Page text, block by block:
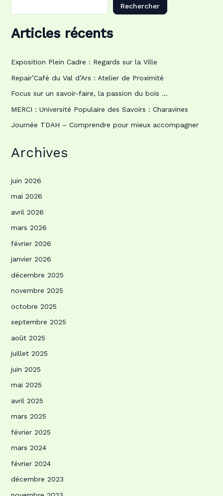
Rechercher
Articles récents
Exposition Plein Cadre : Regards sur la Ville
Repair’Café du Val d’Ars : Atelier de Proximité
Focus sur un savoir-faire, la passion du bois …
MERCI : Université Populaire des Savoirs : Charavines
Journée TDAH – Comprendre pour mieux accompagner
Archives
juin 2026
mai 2026
avril 2026
mars 2026
février 2026
janvier 2026
décembre 2025
novembre 2025
octobre 2025
septembre 2025
août 2025
juillet 2025
juin 2025
mai 2025
avril 2025
mars 2025
février 2025
mars 2024
février 2024
décembre 2023